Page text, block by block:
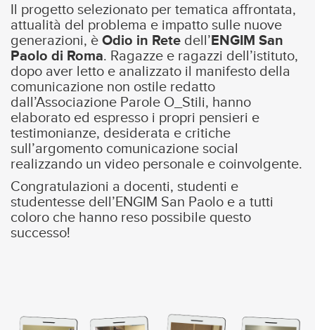
Il progetto selezionato per tematica affrontata,
attualità del problema e impatto sulle nuove
generazioni, è Odio in Rete dell’ENGIM San
Paolo di Roma. Ragazze e ragazzi dell’istituto,
dopo aver letto e analizzato il manifesto della
comunicazione non ostile redatto
dall’Associazione Parole O_Stili, hanno
elaborato ed espresso i propri pensieri e
testimonianze, desiderata e critiche
sull’argomento comunicazione social
realizzando un video personale e coinvolgente.
Congratulazioni a docenti, studenti e
studentesse dell’ENGIM San Paolo e a tutti
coloro che hanno reso possibile questo
successo!